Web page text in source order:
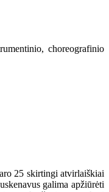
choreografinio
25 skirtingi atvirlaiškiai
galima apžiūrėti